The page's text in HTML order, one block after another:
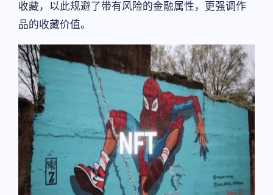
收藏，以此规避了带有风险的金融属性，更强调作
品的收藏价值。